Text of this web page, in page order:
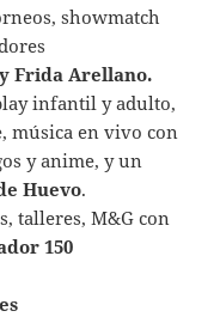
showmatch
Frida Arellano.
infantil y adulto,
música en vivo con
y anime, y un
Huevo.
talleres, M&G con
150